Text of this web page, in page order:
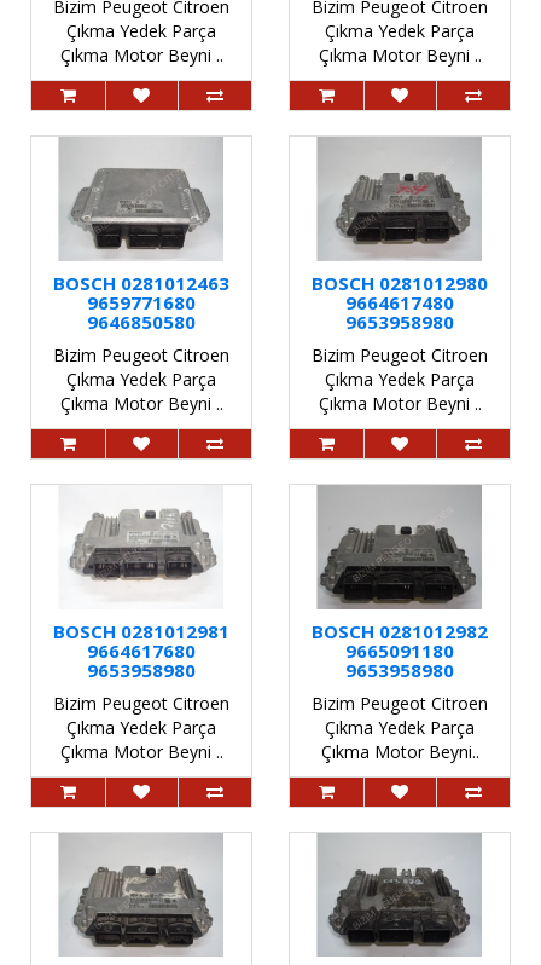
Bizim Peugeot Citroen
Çıkma Yedek Parça
Çıkma Motor Beyni ..
Bizim Peugeot Citroen
Çıkma Yedek Parça
Çıkma Motor Beyni ..
BOSCH 0281012463
9659771680
9646850580
Bizim Peugeot Citroen
Çıkma Yedek Parça
Çıkma Motor Beyni ..
BOSCH 0281012980
9664617480
9653958980
Bizim Peugeot Citroen
Çıkma Yedek Parça
Çıkma Motor Beyni ..
BOSCH 0281012981
9664617680
9653958980
Bizim Peugeot Citroen
Çıkma Yedek Parça
Çıkma Motor Beyni ..
BOSCH 0281012982
9665091180
9653958980
Bizim Peugeot Citroen
Çıkma Yedek Parça
Çıkma Motor Beyni..